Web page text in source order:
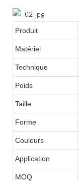
Produit
Matériel
Technique
Poids
Taille
Forme
Couleurs
Application
MOQ